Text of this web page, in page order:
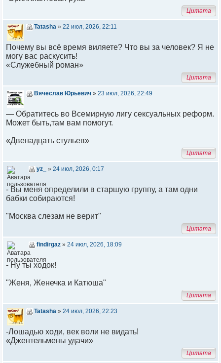
Цитата
Tatasha » 22 июл, 2026, 22:11
Почему вы всё время виляете? Что вы за человек? Я не
могу вас раскусить!
«Служебный роман»
Цитата
Вячеслав Юрьевич » 23 июл, 2026, 22:49
— Обратитесь во Всемирную лигу сексуальных реформ.
Может быть,там вам помогут.
«Двенадцать стульев»
Цитата
yz_ » 24 июл, 2026, 0:17
- Вы меня определили в старшую группу, а там одни
бабки собираются!
"Москва слезам не верит"
Цитата
findirgaz » 24 июл, 2026, 18:09
- Ну ты ходок!
"Женя, Женечка и Катюша"
Цитата
Tatasha » 24 июл, 2026, 22:23
-Лошадью ходи, век воли не видать!
«Джентельмены удачи»
Цитата